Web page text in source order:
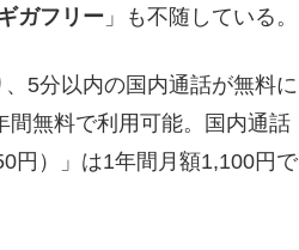
ガフリー 」も不随している。
、5分以内の国内通話が無料に
間無料で利用可能。国内通話
円）」は1年間月額1,100円で